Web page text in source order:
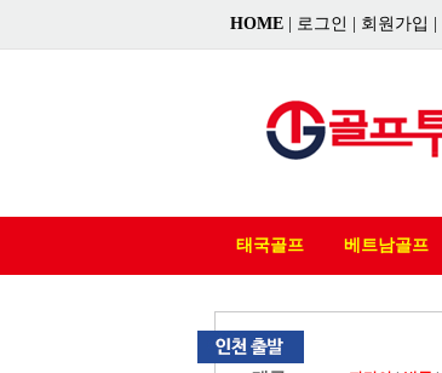
HOME 로그인 회원가입
태국골프 베트남골프